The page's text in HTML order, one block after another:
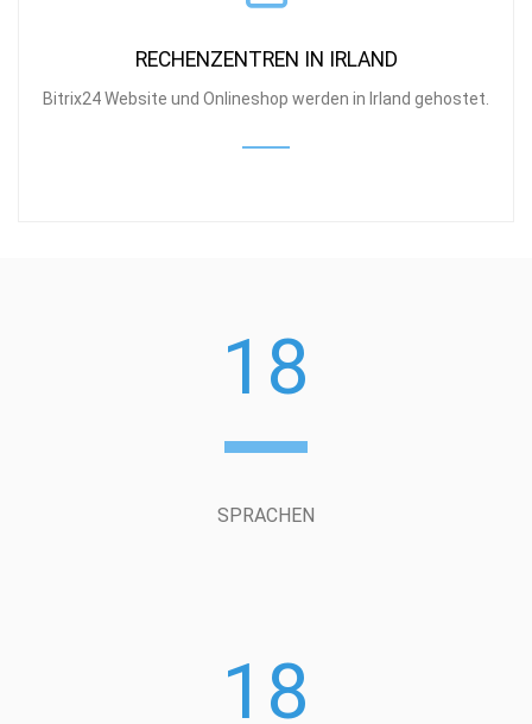
RECHENZENTREN IN IRLAND
Bitrix24 Website und Onlineshop werden in Irland gehostet.
18
SPRACHEN
18